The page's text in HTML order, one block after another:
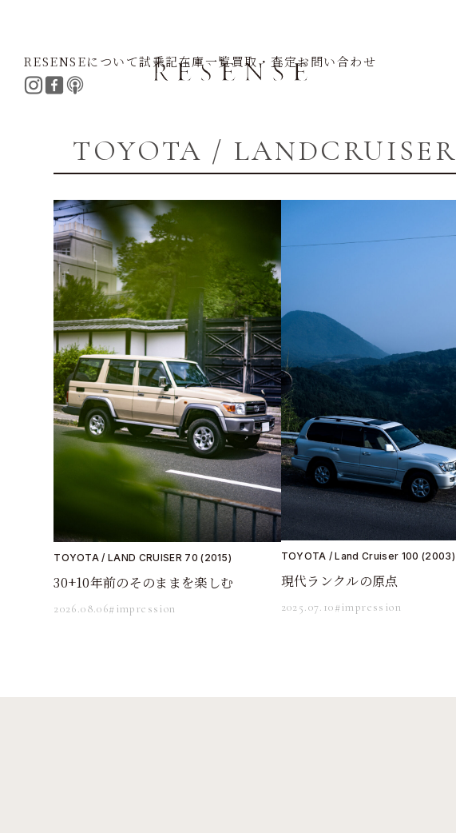
RESENSEについて試乗記在庫一覧買取・査定お問い合わせ
Home TOYOTA LANDCRUISER
TOYOTA / LANDCRUISER
TOYOTA / LAND CRUISER 70 (2015)
30+10年前のそのままを楽しむ
2026.08.06#impression
TOYOTA / Land Cruiser 100 (2003)
現代ランクルの原点
2025.07.10#impression